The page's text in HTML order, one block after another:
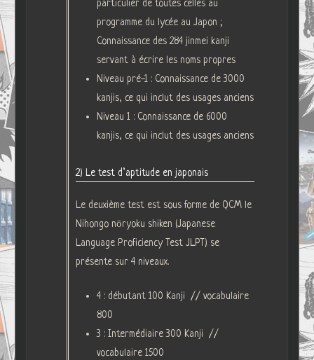
particulier de toutes celles au
programme du lycée au Japon ;
Connaissance des 284 jinmei kanji
servant à écrire les noms propres
Niveau pré-1 : Connaissance de 3000
kanjis, ce qui inclut des usages anciens
Niveau 1 : Connaissance de 6000
kanjis, ce qui inclut des usages anciens
2) Le test d’aptitude en japonais
Le deuxième test est sous forme de QCM le
Nihongo nōryoku shiken (Japanese
Language Proficiency Test JLPT) se
présente sur 4 niveaux.
4 : débutant 100 Kanji // vocabulaire
800
3 : Intermédiaire 300 Kanji //
vocabulaire 1500